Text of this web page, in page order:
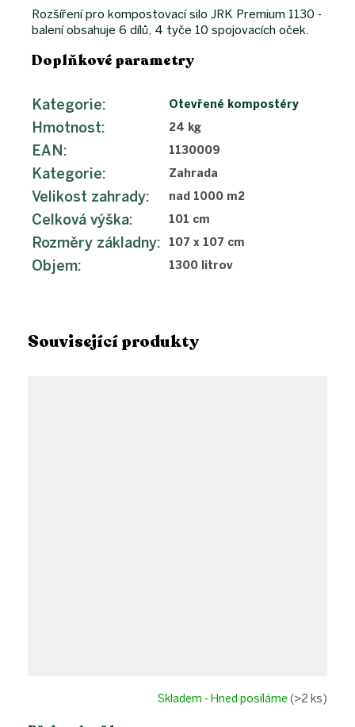
Související produkty
Skladem - Hned posíláme (>2 ks)
Rozšíření pro kompostovací silo JRK Premium 1130 -
balení obsahuje 6 dílů, 4 tyče 10 spojovacích oček.
Doplňkové parametry
Kategorie: Otevřené kompostéry
Hmotnost: 24 kg
EAN: 1130009
Kategorie: Zahrada
Velikost zahrady: nad 1000 m2
Celková výška: 101 cm
Rozměry základny: 107 x 107 cm
Objem: 1300 litrov